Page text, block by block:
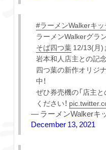
#ラーメンWalkerキッ
ラーメンWalkerグラ
そば四つ葉12/13(月)
岩本和人店主との記
四つ葉の新作オリジ
中！
ぜひ券売機の「店主
ください！
— ラーメンWalkerキ
December 13, 2021